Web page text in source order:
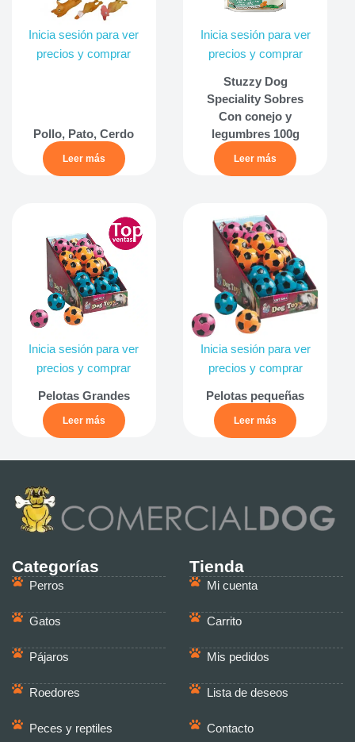
Inicia sesión para ver
precios y comprar
Pollo, Pato, Cerdo
Leer más
Inicia sesión para ver
precios y comprar
Stuzzy Dog
Speciality Sobres
Con conejo y
legumbres 100g
Leer más
Inicia sesión para ver
precios y comprar
Pelotas Grandes
Leer más
Inicia sesión para ver
precios y comprar
Pelotas pequeñas
Leer más
Categorías
Perros
Gatos
Pájaros
Roedores
Peces y reptiles
Tienda
Mi cuenta
Carrito
Mis pedidos
Lista de deseos
Contacto